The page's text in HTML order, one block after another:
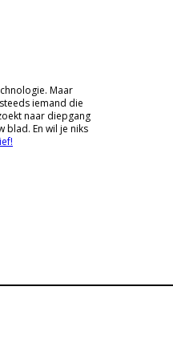
Maar
iemand die
naar diepgang
blad. En wil je niks